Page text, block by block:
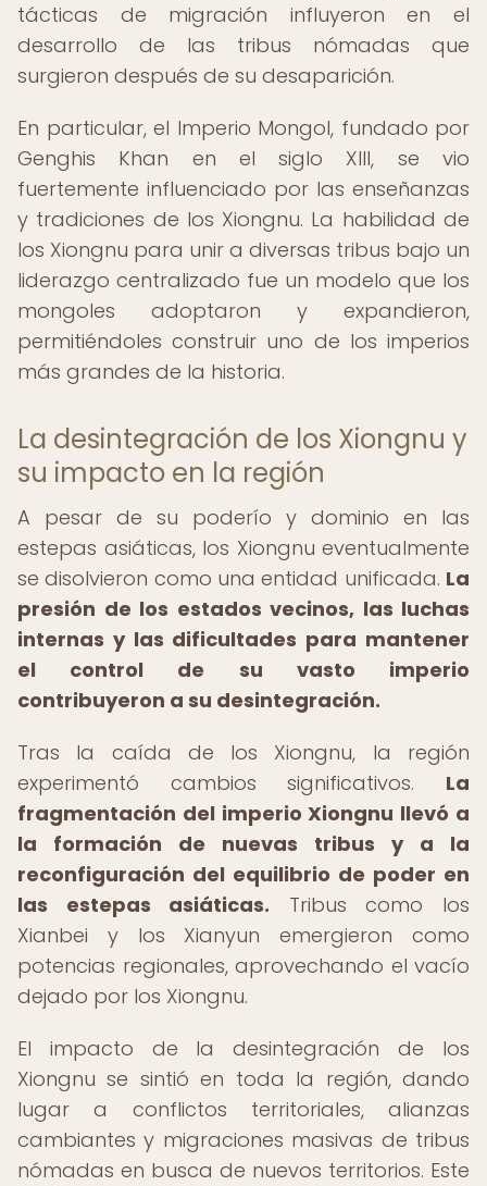
tácticas de migración influyeron en el
desarrollo de las tribus nómadas que
surgieron después de su desaparición.
En particular, el Imperio Mongol, fundado por
Genghis Khan en el siglo XIII, se vio
fuertemente influenciado por las enseñanzas
y tradiciones de los Xiongnu. La habilidad de
los Xiongnu para unir a diversas tribus bajo un
liderazgo centralizado fue un modelo que los
mongoles adoptaron y expandieron,
permitiéndoles construir uno de los imperios
más grandes de la historia.
La desintegración de los Xiongnu y
su impacto en la región
A pesar de su poderío y dominio en las
estepas asiáticas, los Xiongnu eventualmente
se disolvieron como una entidad unificada. La
presión de los estados vecinos, las luchas
internas y las dificultades para mantener
el control de su vasto imperio
contribuyeron a su desintegración.
Tras la caída de los Xiongnu, la región
experimentó cambios significativos. La
fragmentación del imperio Xiongnu llevó a
la formación de nuevas tribus y a la
reconfiguración del equilibrio de poder en
las estepas asiáticas. Tribus como los
Xianbei y los Xianyun emergieron como
potencias regionales, aprovechando el vacío
dejado por los Xiongnu.
El impacto de la desintegración de los
Xiongnu se sintió en toda la región, dando
lugar a conflictos territoriales, alianzas
cambiantes y migraciones masivas de tribus
nómadas en busca de nuevos territorios. Este